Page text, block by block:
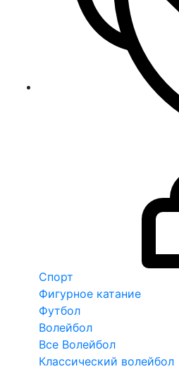
Спорт
Фигурное катание
Футбол
Волейбол
Все Волейбол
Классический волейбол